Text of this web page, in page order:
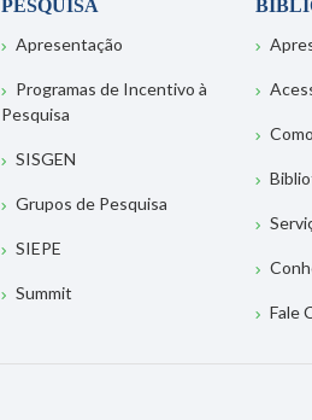
PESQUISA
Apresentação
Programas de Incentivo à
Pesquisa
SISGEN
Grupos de Pesquisa
SIEPE
Summit
Fale